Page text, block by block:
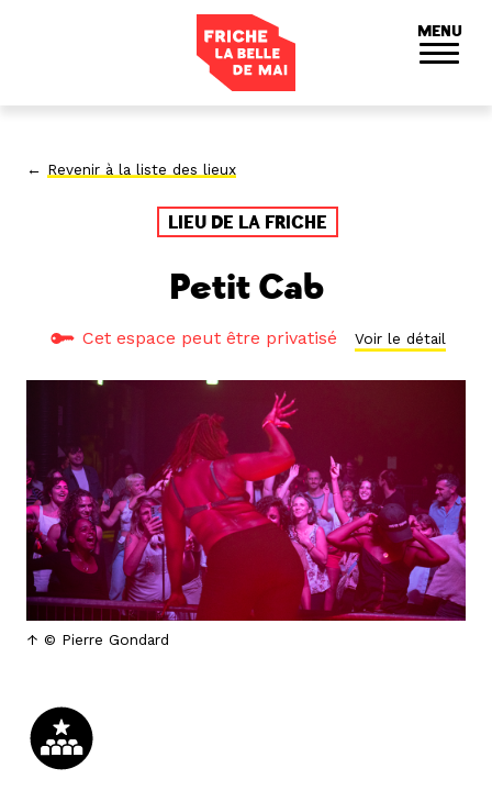
MENU
← Revenir à la liste des lieux
LIEU DE LA FRICHE
Petit Cab
Cet espace peut être privatisé Voir le détail
© Pierre Gondard
Panneau de gestion des cookies